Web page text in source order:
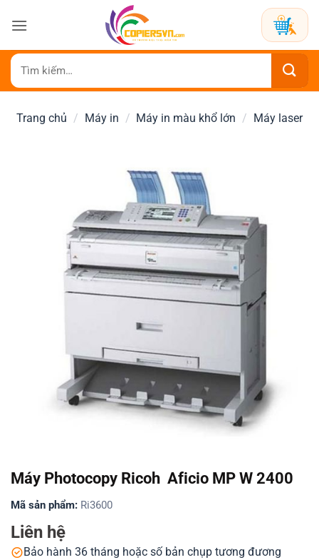
qua
dung
Tìm
kiếm:
Trang chủ / Máy in / Máy in màu khổ lớn / Máy laser
Máy Photocopy Ricoh Aficio MP W 2400
Mã sản phẩm: Ri3600
Liên hệ
Bảo hành 36 tháng hoặc số bản chụp tương đương